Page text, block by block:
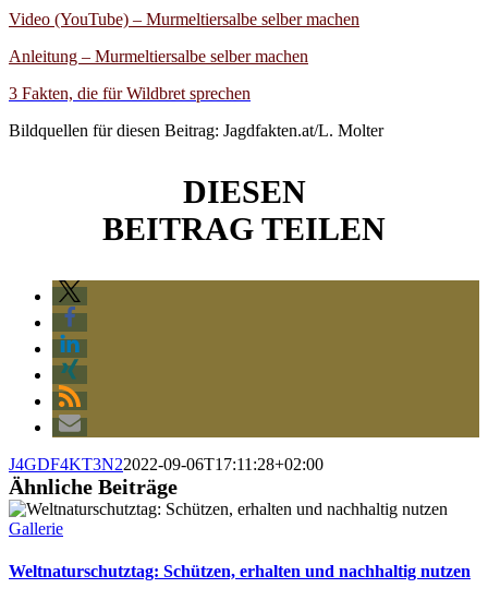
Video (YouTube) – Murmeltiersalbe selber machen
Anleitung – Murmeltiersalbe selber machen
3 Fakten, die für Wildbret sprechen
Bildquellen für diesen Beitrag: Jagdfakten.at/L. Molter
DIESEN
BEITRAG TEILEN
J4GDF4KT3N22022-09-06T17:11:28+02:00
Ähnliche Beiträge
Gallerie
Weltnaturschutztag: Schützen, erhalten und nachhaltig nutzen